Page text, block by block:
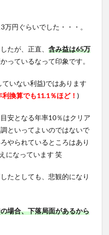
円ぐらいでした・・・。
たが、正直、 含み益は65万
っているなって印象です。
いない利益)ではあります
利換算でも11.1％ほど！ )
安となる年率10％はクリア
といってよいのではないで
やられているところはあり
になっています 笑
たとしても、悲観的になり
場合、下落局面があるから